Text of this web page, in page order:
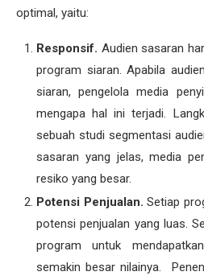
optimal, yaitu:
Responsif. Audien sasaran
program siaran. Apabila
siaran, pengelola media
mengapa hal ini terjadi.
sebuah studi segmentasi
sasaran yang jelas, media
resiko yang besar.
Potensi Penjualan. Setiap
potensi penjualan yang luas.
program untuk
semakin besar nilainya.